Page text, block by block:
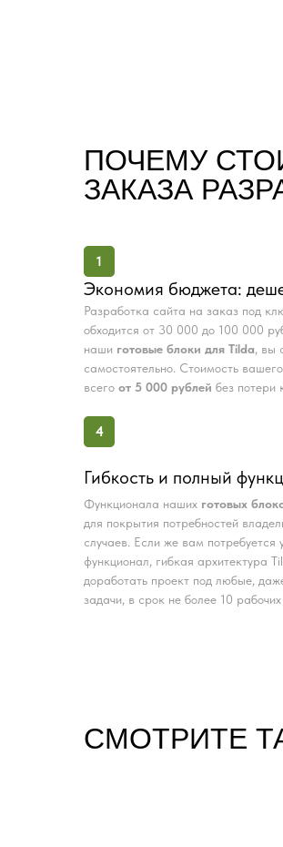
ПОЧЕМУ
ЗАКАЗА
1
Экономия бюджета:
Разработка сайта на заказ под
обходится от 30 000 до 100 000
наши готовые блоки для Tilda, вы
самостоятельно. Стоимость
всего от 5 000 рублей без потери
Функционала наших готовых
для покрытия потребностей
случаев. Если же вам потребуется
функционал, гибкая архитектура
доработать проект под любые,
задачи, в срок не более 10
Гибкость и полный
4
CМОТРИТЕ